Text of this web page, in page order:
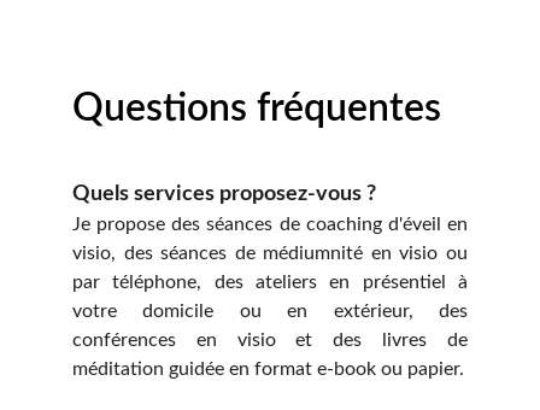
Questions fréquentes
Quels services proposez-vous ?
Je propose des séances de coaching d'éveil en
visio, des séances de médiumnité en visio ou
par téléphone, des ateliers en présentiel à
votre domicile ou en extérieur, des
conférences en visio et des livres de
méditation guidée en format e-book ou papier.